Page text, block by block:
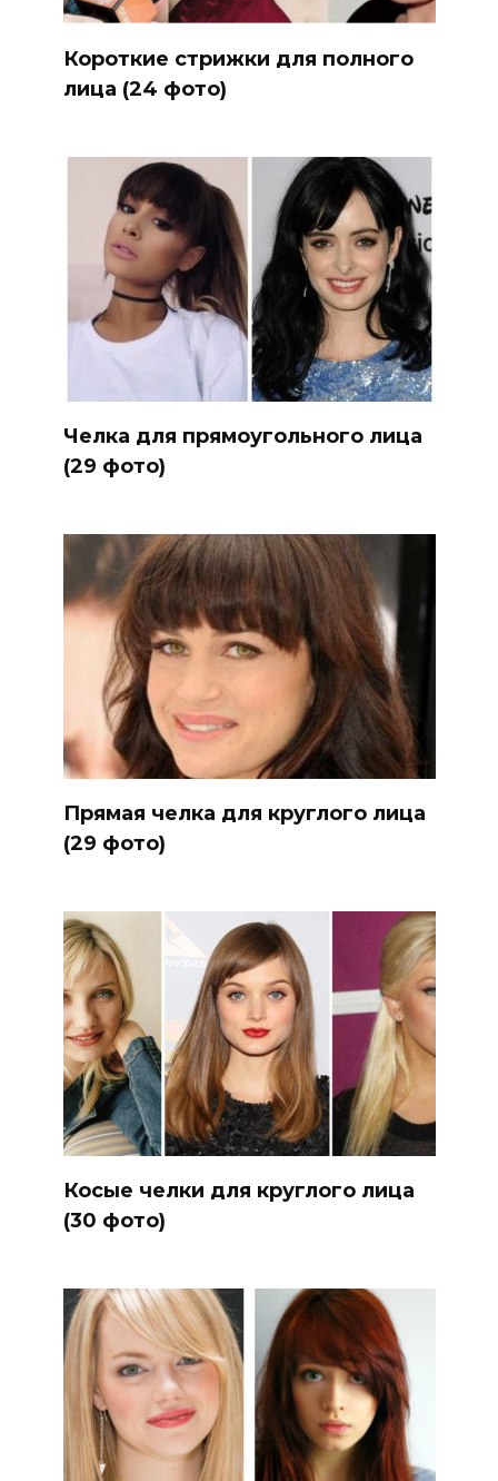
Короткие стрижки для полного
лица (24 фото)
Челка для прямоугольного лица
(29 фото)
Прямая челка для круглого лица
(29 фото)
Косые челки для круглого лица
(30 фото)